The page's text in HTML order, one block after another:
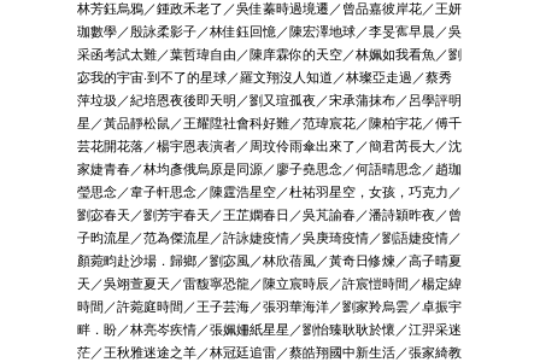
林芳鈺烏鴉／鍾政禾老了／吳佳蓁時過境遷／曾品嘉彼岸花／王妍
珈數學／殷詠柔影子／林佳鈺回憶／陳宏澤地球／李旻寯早晨／吳
采函考試太難／葉哲瑋自由／陳庠霖你的天空／林姵如我看魚／劉
宓我的宇宙‧到不了的星球／羅文翔沒人知道／林璨亞走過／蔡秀
萍垃圾／紀培恩夜後即天明／劉又瑄孤夜／宋承蒲抹布／呂學評明
星／黃品靜松鼠／王耀陞社會科好難／范瑋宸花／陳柏宇花／傅千
芸花開花落／楊宇恩表演者／周玟伶雨傘出來了／簡君芮長大／沈
家婕青春／林均彥俄烏原是同源／廖子堯思念／何語晴思念／趙珈
瑩思念／韋子軒思念／陳霆浩星空／杜祐羽星空，女孩，巧克力／
劉宓春天／劉芳宇春天／王芷嫻春日／吳芃諭春／潘詩穎昨夜／曾
子昀流星／范為傑流星／許詠婕疫情／吳庚琦疫情／劉語婕疫情／
顏菀畇赴沙場．歸鄉／劉宓風／林欣蓓風／黃奇日修煉／高子晴夏
天／吳翊萱夏天／雷馥寧恐龍／陳立宸時辰／許宸愷時間／楊定緯
時間／許菀庭時間／王子芸海／張羽華海洋／劉家羚烏雲／卓振宇
畔．盼／林亮岑疾情／張姵姍紙星星／劉怡臻耿耿於懷／江羿采迷
茫／王秋雅迷途之羊／林冠廷追雷／蔡皓翔國中新生活／張家綺教